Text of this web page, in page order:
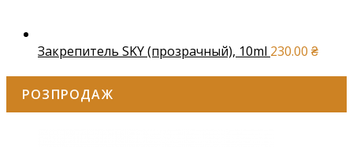
Закрепитель SKY (прозрачный), 10ml 230.00 ₴
РОЗПРОДАЖ